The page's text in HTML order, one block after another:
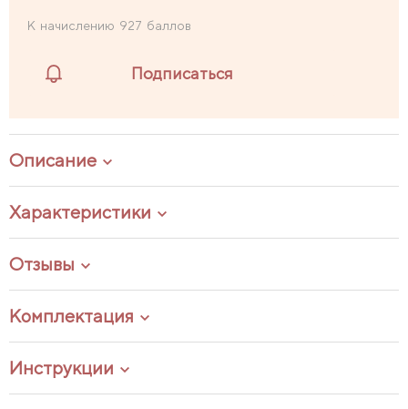
К начислению 927 баллов
Подписаться
Описание
Характеристики
Отзывы
Комплектация
Инструкции